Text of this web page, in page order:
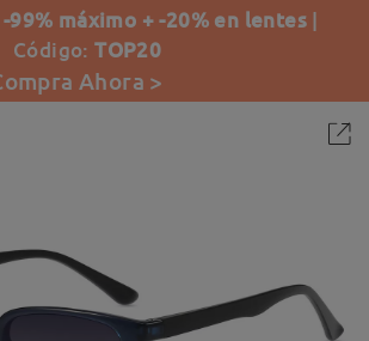
-99% máximo + -20% en lentes |
Código:TOP20
Ahora >